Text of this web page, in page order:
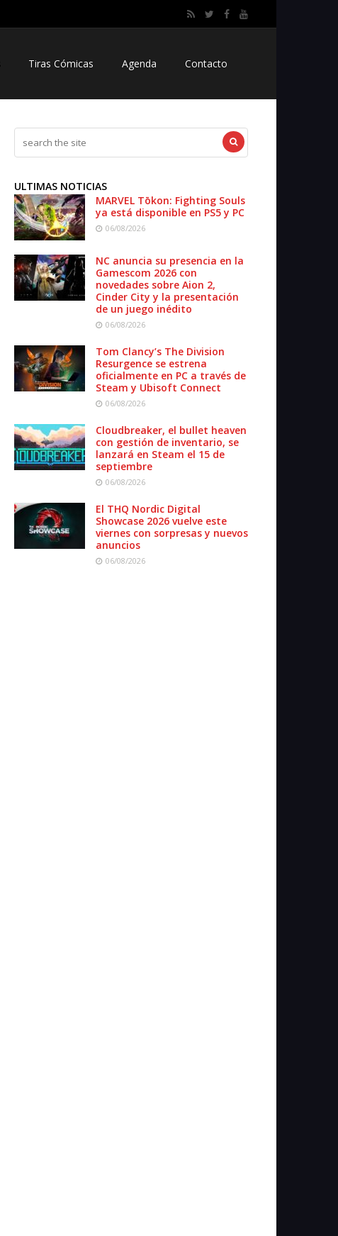
Tiras Cómicas Agenda Contacto
ULTIMAS NOTICIAS
MARVEL Tōkon: Fighting Souls
ya está disponible en PS5 y PC
06/08/2026
NC anuncia su presencia en la
Gamescom 2026 con
novedades sobre Aion 2,
Cinder City y la presentación
de un juego inédito
06/08/2026
Tom Clancy’s The Division
Resurgence se estrena
oficialmente en PC a través de
Steam y Ubisoft Connect
06/08/2026
Cloudbreaker, el bullet heaven
con gestión de inventario, se
lanzará en Steam el 15 de
septiembre
06/08/2026
El THQ Nordic Digital
Showcase 2026 vuelve este
viernes con sorpresas y nuevos
anuncios
06/08/2026